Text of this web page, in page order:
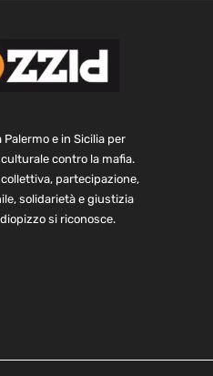
e in Sicilia per
contro la mafia.
partecipazione,
solidarietà e giustizia
si riconosce.